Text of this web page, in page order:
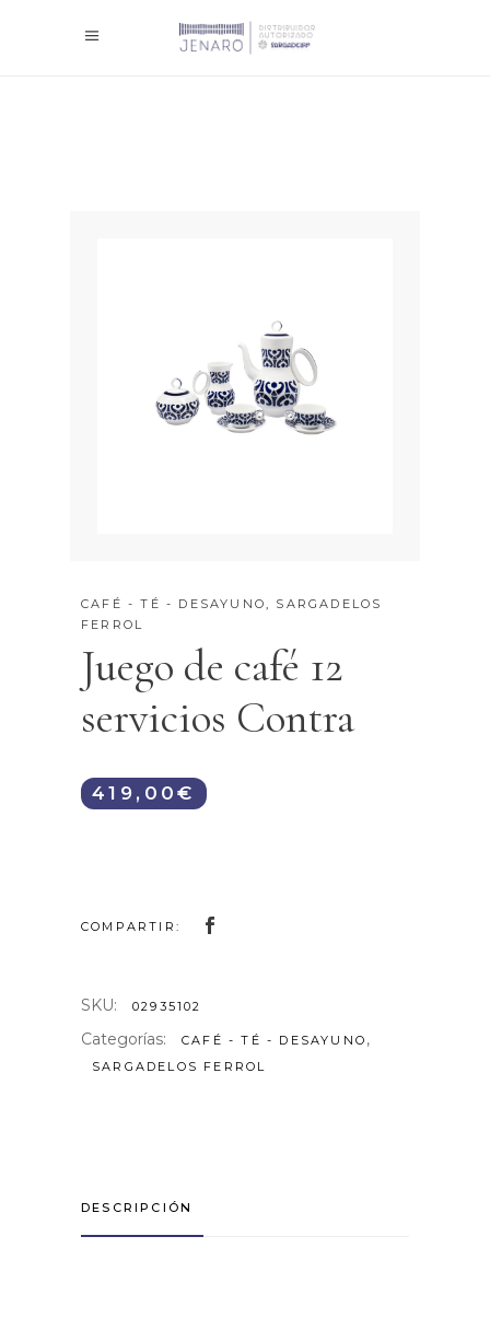
CAFÉ - TÉ - DESAYUNO, SARGADELOS
FERROL
Juego de café 12
servicios Contra
419,00€
COMPARTIR:
SKU: 02935102
Categorías: CAFÉ - TÉ - DESAYUNO ,
SARGADELOS FERROL
DESCRIPCIÓN